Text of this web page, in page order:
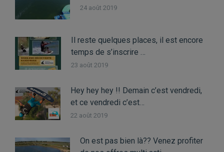
24 août 2019
Il reste quelques places, il est encore
temps de s’inscrire …
23 août 2019
Hey hey hey !! Demain c’est vendredi,
et ce vendredi c’est…
22 août 2019
On est pas bien là?? Venez profiter